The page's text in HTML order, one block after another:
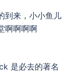
到来，小小鱼儿
啊啊啊啊
是必去的著名